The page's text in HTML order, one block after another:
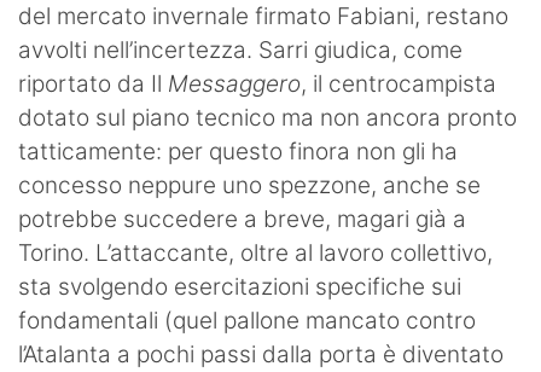
del mercato invernale firmato Fabiani, restano
avvolti nell’incertezza. Sarri giudica, come
riportato da Il Messaggero, il centrocampista
dotato sul piano tecnico ma non ancora pronto
tatticamente: per questo finora non gli ha
concesso neppure uno spezzone, anche se
potrebbe succedere a breve, magari già a
Torino. L’attaccante, oltre al lavoro collettivo,
sta svolgendo esercitazioni specifiche sui
fondamentali (quel pallone mancato contro
l’Atalanta a pochi passi dalla porta è diventato